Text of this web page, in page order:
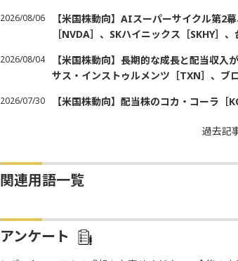
2026/08/06
【米国株動向】AIスーパーサイクル第2
［NVDA］、SKハイニックス［SKHY］
2026/08/04
【米国株動向】長期的な成長と配当収
サス・インストゥルメンツ［TXN］、ブ
2026/07/30 【米国株動向】配当株のコカ・コーラ
過去記
関連用語一覧
アンケート